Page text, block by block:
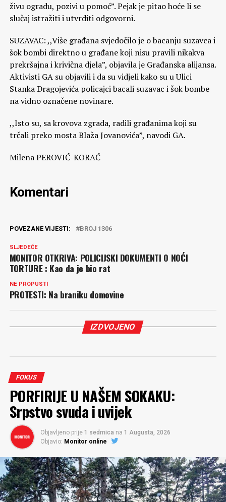
živu ogradu, pozivi u pomoć”. Pejak je pitao hoće li se
slučaj istražiti i utvrditi odgovorni.
SUZAVAC: ,,Više građana svjedočilo je o bacanju suzavca i
šok bombi direktno u građane koji nisu pravili nikakva
prekršajna i krivična djela”, objavila je Građanska alijansa.
Aktivisti GA su objavili i da su vidjeli kako su u Ulici
Stanka Dragojevića policajci bacali suzavac i šok bombe
na vidno označene novinare.
,,Isto su, sa krovova zgrada, radili građanima koji su
trčali preko mosta Blaža Jovanovića”, navodi GA.
Milena PEROVIĆ-KORAĆ
Komentari
POVEZANE VIJESTI: BROJ 1306
SLJEDEĆE
MONITOR OTKRIVA: POLICIJSKI DOKUMENTI O NOĆI
TORTURE : Kao da je bio rat
NE PROPUSTI
PROTESTI: Na braniku domovine
IZDVOJENO
FOKUS
PORFIRIJE U NAŠEM SOKAKU:
Srpstvo svuda i uvijek
Objavljeno prije 1 sedmica na 1 Augusta, 2026
Objavio: Monitor online